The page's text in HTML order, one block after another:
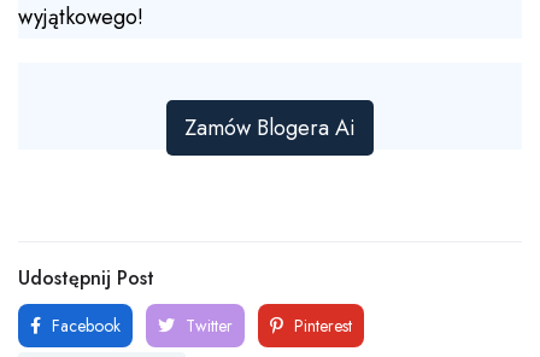
wyjątkowego!
Zamów Blogera Ai
Udostępnij Post
Facebook Twitter
Pinterest